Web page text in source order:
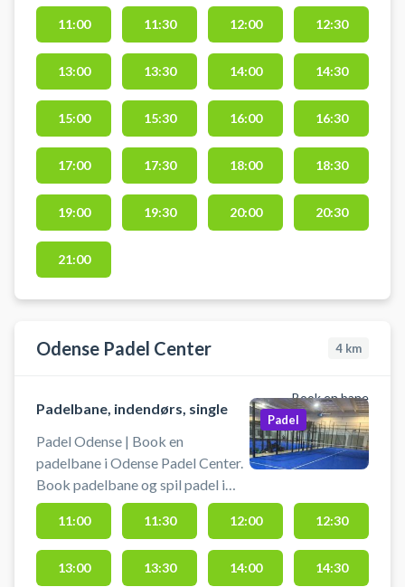
udendørs double padel tennis
bane. Der er gratis parkering ved
padeltennis banen og padeltennis
spillere kan benytte Næsbyhallens
omklædningsfaciliteter i
åbningstiden. Tjek hallens
åbningstider på Næsbyhallens
hjemmeside.
11:00 11:30 12:00 12:30
13:00 13:30 14:00 14:30
15:00 15:30 16:00 16:30
17:00 17:30 18:00 18:30
19:00 19:30 20:00 20:30
21:00
Odense Padel Center 4 km
Book en bane
Padelbane, indendørs, single
Padel Odense | Book en
padelbane i Odense Padel Center.
Book padelbane og spil padel i
Odense på singlebaner i
opvarmede lokaler hos Odense
Padel Center. Du finder
padelcentret på Peder Skrams Vej
Padel
11:00 11:30 12:00 12:30
13:00 13:30 14:00 14:30